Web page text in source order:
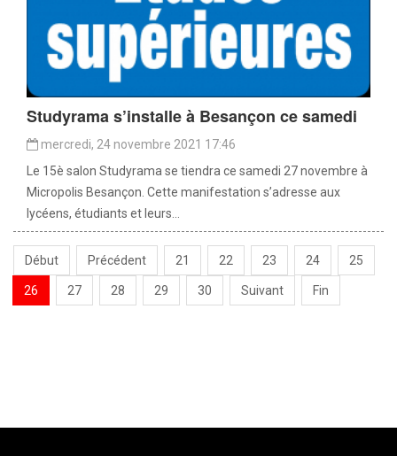
Studyrama s’installe à Besançon ce samedi
mercredi, 24 novembre 2021 17:46
Le 15è salon Studyrama se tiendra ce samedi 27 novembre à
Micropolis Besançon. Cette manifestation s’adresse aux
lycéens, étudiants et leurs...
Début Précédent 21 22 23 24 25
26 27 28 29 30 Suivant Fin